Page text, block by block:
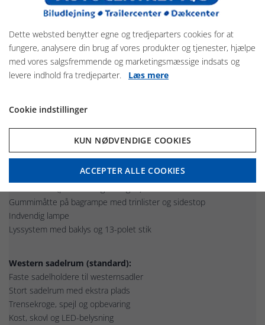
Standardudførelse
Langsgående galvaniseret chassis
Automatisk støttehjul
Aluminiumopbygning (1500 mm høj)
Tag og front i glasfiber med tonede vinduer
2 sideforstærkninger
Sikkerhedsboksstangssystem (MSS), justerbar i højde og længde
Sidepolstring og sparkeplader
Fleksibelt PVC-skillerum
Gummimåtte på bagrampe med trinlister og sidestop
Indvendig lampe
Lyssystem med baklys og 13-polet stik
Western sadelrum (standard):
Faste sadelholdere til westernsadler
Stort sadelrum med ekstra plads
Trensekroge, spejl og opbevaring
Kost, skovl og LED-belysning
Dette websted benytter egne og tredjeparters cookies for at
fungere, analysere din brug af vores produkter og tjenester, hjælpe
med vores salgsfremmende og marketingsmæssige indsats og
levere indhold fra tredjeparter. Læs mere
Cookie indstillinger
KUN NØDVENDIGE COOKIES
ACCEPTER ALLE COOKIES